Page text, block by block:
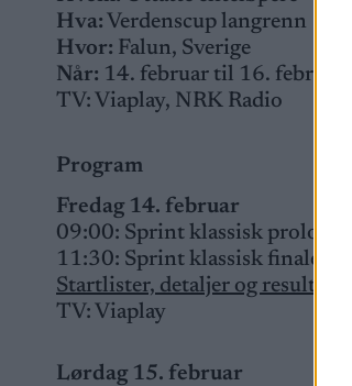
Hva: Verdenscup langrenn
Hvor: Falun, Sverige
Når: 14. februar til 16. februar
TV: Viaplay, NRK Radio
Program
Fredag 14. februar
09:00: Sprint klassisk prolog,
11:30: Sprint klassisk finaler,
Startlister, detaljer og resultater
TV: Viaplay
Lørdag 15. februar